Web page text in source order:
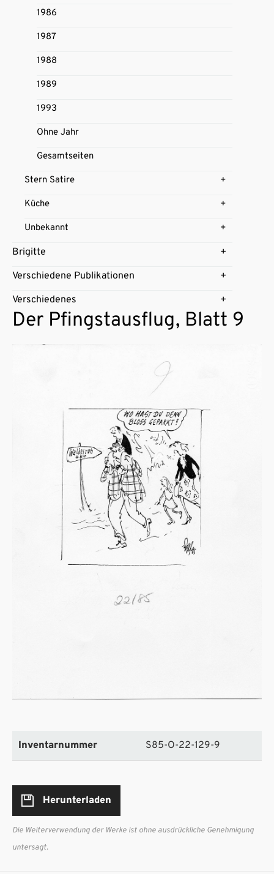
1986
1987
1988
1989
1993
Ohne Jahr
Gesamtseiten
Stern Satire
Küche
Unbekannt
Brigitte
Verschiedene Publikationen
Verschiedenes
Der Pfingstausflug, Blatt 9
Inventarnummer S85-O-22-129-9
Herunterladen
Die Weiterverwendung der Werke ist ohne ausdrückliche Genehmigung
untersagt.